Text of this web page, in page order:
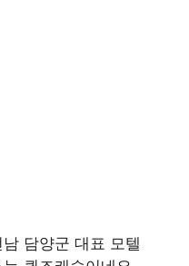
담양군 대표 모텔